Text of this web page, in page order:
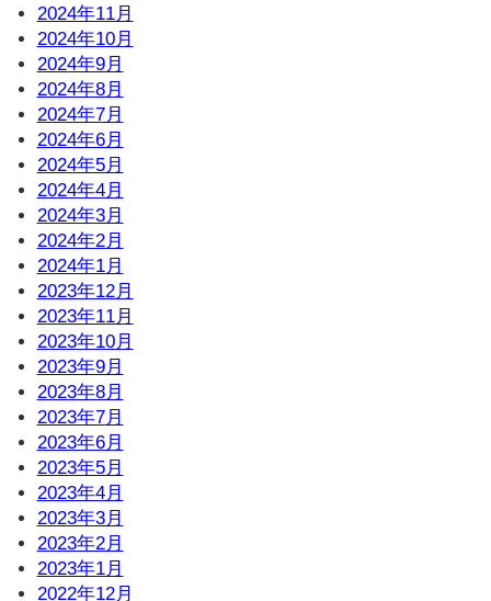
2024年11月
2024年10月
2024年9月
2024年8月
2024年7月
2024年6月
2024年5月
2024年4月
2024年3月
2024年2月
2024年1月
2023年12月
2023年11月
2023年10月
2023年9月
2023年8月
2023年7月
2023年6月
2023年5月
2023年4月
2023年3月
2023年2月
2023年1月
2022年12月